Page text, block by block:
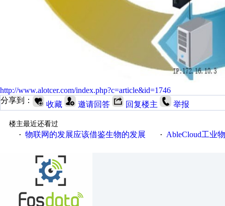
http://www.alotcer.com/index.php?c=article&id=1746
分享到：
收藏 邀请回答 回复楼主 举报
楼主最近还看过
· 物联网的发展应该借鉴生物的发展 · AbleCloud工业物联